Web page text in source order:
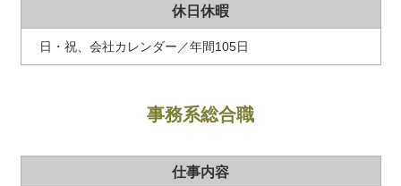
休日休暇
日・祝、会社カレンダー／年間105日
事務系総合職
仕事内容